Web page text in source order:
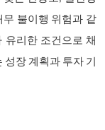
무 불이행 위험과 같
유리한 조건으로 채
장 계획과 투자 기